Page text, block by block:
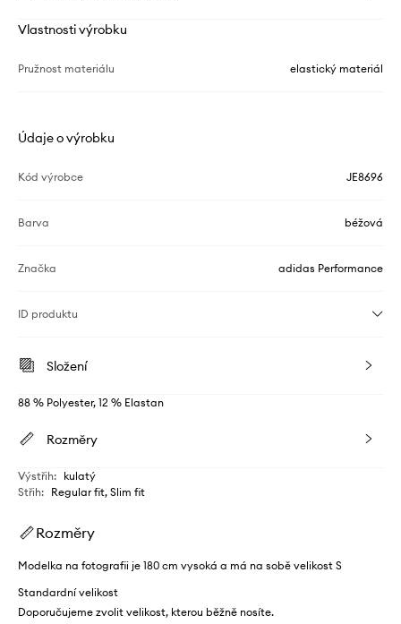
Vlastnosti výrobku
Pružnost materiálu elastický materiál
Údaje o výrobku
Kód výrobce JE8696
Barva béžová
Značka adidas Performance
ID produktu
Složení
88 % Polyester, 12 % Elastan
Rozměry
Výstřih: kulatý
Střih: Regular fit, Slim fit
Rozměry
Modelka na fotografii je 180 cm vysoká a má na sobě velikost S
Standardní velikost
Doporučujeme zvolit velikost, kterou běžně nosíte.